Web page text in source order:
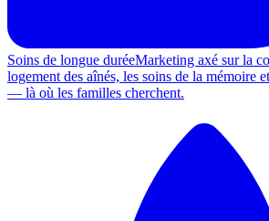
Soins de longue duréeMarketing axé sur la
logement des aînés, les soins de la mémoire
— là où les familles cherchent.